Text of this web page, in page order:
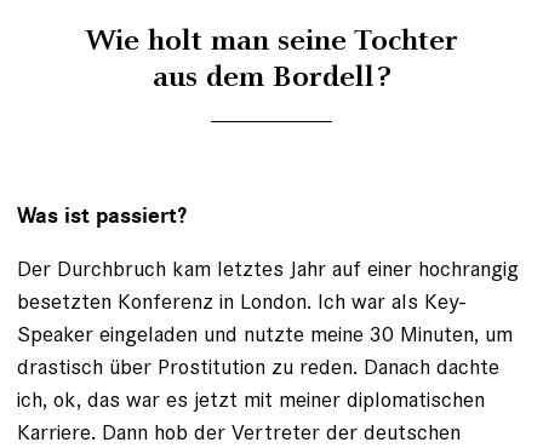
Wie holt man seine Tochter
aus dem Bordell?
Was ist passiert?
Der Durchbruch kam letztes Jahr auf einer hochrangig
besetzten Konferenz in London. Ich war als Key-
Speaker eingeladen und nutzte meine 30 Minuten, um
drastisch über Prostitution zu reden. Danach dachte
ich, ok, das war es jetzt mit meiner diplomatischen
Karriere. Dann hob der Vertreter der deutschen